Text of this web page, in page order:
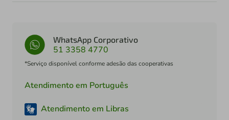
WhatsApp Corporativo
51 3358 4770
*Serviço disponível conforme adesão das cooperativas
Atendimento em Português
Atendimento em Libras